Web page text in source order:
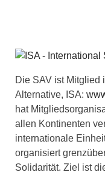
Die SAV ist Mitglied
Alternative, ISA:
hat
allen Kontinenten
internationale
organisiert
Solidarität. Ziel ist